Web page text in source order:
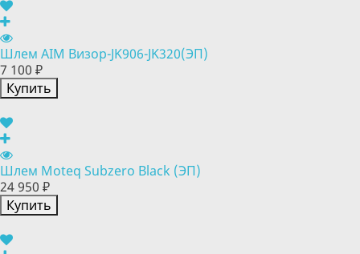
Шлем AIM Визор-JK906-JK320(ЭП)
7 100 ₽
Купить
Шлем Moteq Subzero Black (ЭП)
24 950 ₽
Купить